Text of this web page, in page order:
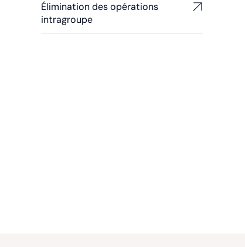
Élimination des opérations
intragroupe